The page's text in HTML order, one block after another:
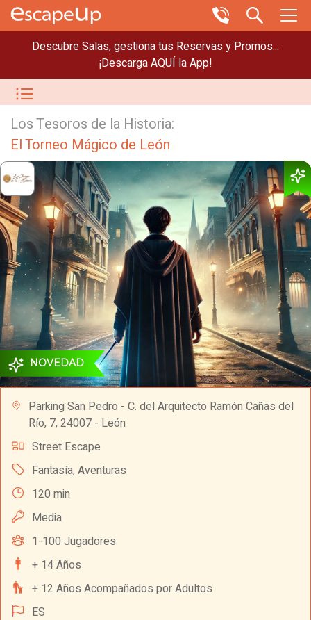
Descubre Salas, gestiona tus Reservas y Promos...
¡Descarga AQUÍ la App!
Los Tesoros de la Historia:
El Torneo Mágico de León
NOVEDAD
Parking San Pedro - C. del Arquitecto Ramón Cañas del
Río, 7, 24007 - León
Street Escape
Fantasía, Aventuras
120 min
Media
1-100 Jugadores
+ 14 Años
+ 12 Años Acompañados por Adultos
ES